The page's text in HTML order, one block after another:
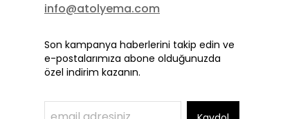
info@atolyema.com
Son kampanya haberlerini takip edin ve
e-postalarımıza abone olduğunuzda
özel indirim kazanın.